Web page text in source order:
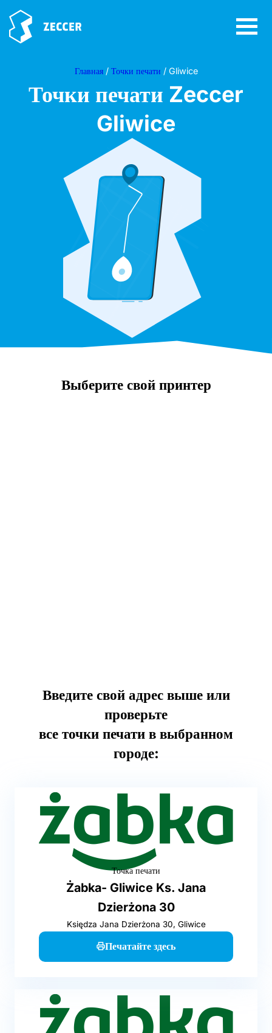
Главная/ Точки печати / Gliwice
Точки печати Zeccer
Gliwice
Выберите свой принтер
Введите свой адрес выше или
проверьте
все точки печати в выбранном
городе:
Точка печати
Żabka- Gliwice Ks. Jana
Dzierżona 30
Księdza Jana Dzierżona 30, Gliwice
Печатайте здесь